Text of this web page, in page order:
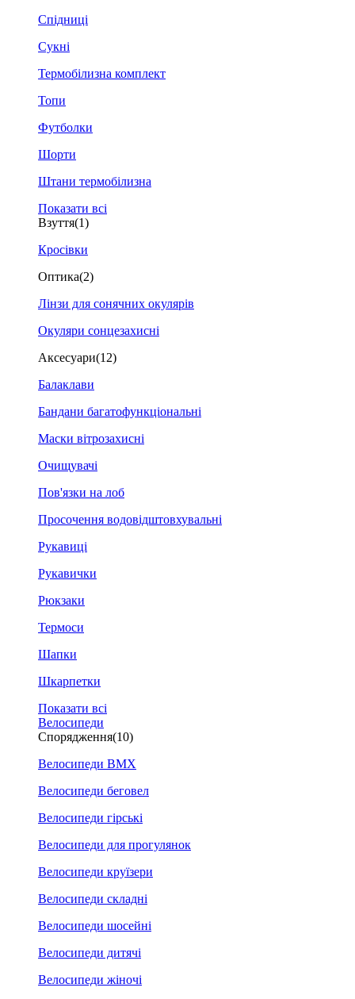
Спідниці
Сукні
Термобілизна комплект
Топи
Футболки
Шорти
Штани термобілизна
Показати всі
Взуття(1)
Кросівки
Оптика(2)
Лінзи для сонячних окулярів
Окуляри сонцезахисні
Аксесуари(12)
Балаклави
Бандани багатофункціональні
Маски вітрозахисні
Очищувачі
Пов'язки на лоб
Просочення водовідштовхувальні
Рукавиці
Рукавички
Рюкзаки
Термоси
Шапки
Шкарпетки
Показати всі
Велосипеди
Спорядження(10)
Велосипеди BMX
Велосипеди беговел
Велосипеди гірські
Велосипеди для прогулянок
Велосипеди круїзери
Велосипеди складні
Велосипеди шосейні
Велосипеди дитячі
Велосипеди жіночі